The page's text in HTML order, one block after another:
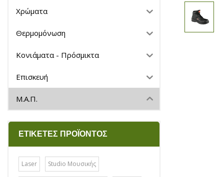
Χρώματα
Θερμομόνωση
Κονιάματα - Πρόσμικτα
Επισκευή
Μ.Α.Π.
ΕΤΙΚΈΤΕΣ ΠΡΟΪΌΝΤΟΣ
Laser Studio Μουσικής